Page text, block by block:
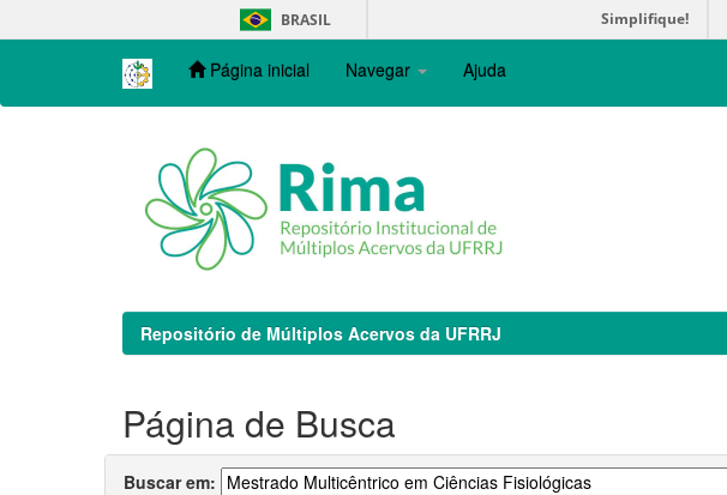
navigation
BRASIL Simplifique!
Página inicial Navegar Ajuda
Repositório de Múltiplos Acervos da UFRRJ
Página de Busca
Buscar em: